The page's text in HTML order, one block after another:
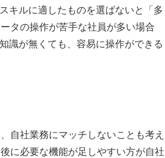
キルに適したものを選ばないと「多
タの操作が苦手な社員が多い場合
識が無くても、容易に操作ができる
自社業務にマッチしないことも考え
に必要な機能が足しやすい方が自社